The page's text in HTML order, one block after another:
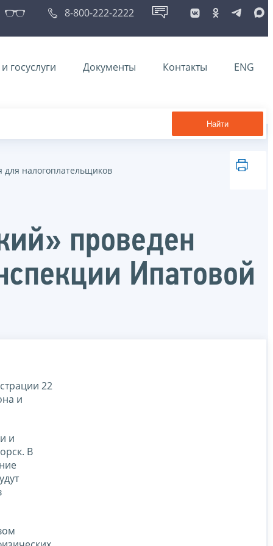
8-800-222-2222
госуслуги Документы Контакты ENG
Найти
налогоплательщиков
проведен
Ипатовой
22
и
и
В